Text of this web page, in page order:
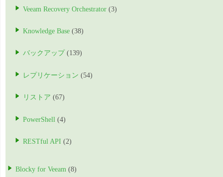
Veeam Recovery Orchestrator (3)
Knowledge Base (38)
バックアップ (139)
レプリケーション (54)
リストア (67)
PowerShell (4)
RESTful API (2)
Blocky for Veeam (8)